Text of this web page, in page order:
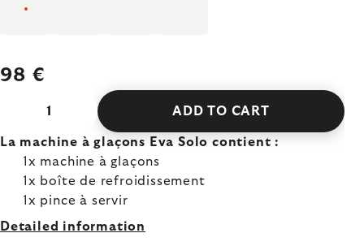
98 €
ADD TO CART
La machine à glaçons Eva Solo contient :
1x machine à glaçons
1x boîte de refroidissement
1x pince à servir
Detailed information